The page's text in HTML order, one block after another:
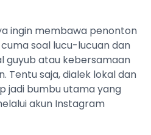
ingin membawa penonton
soal lucu-lucuan dan
guyub atau kebersamaan
Tentu saja, dialek lokal dan
jadi bumbu utama yang
akun Instagram